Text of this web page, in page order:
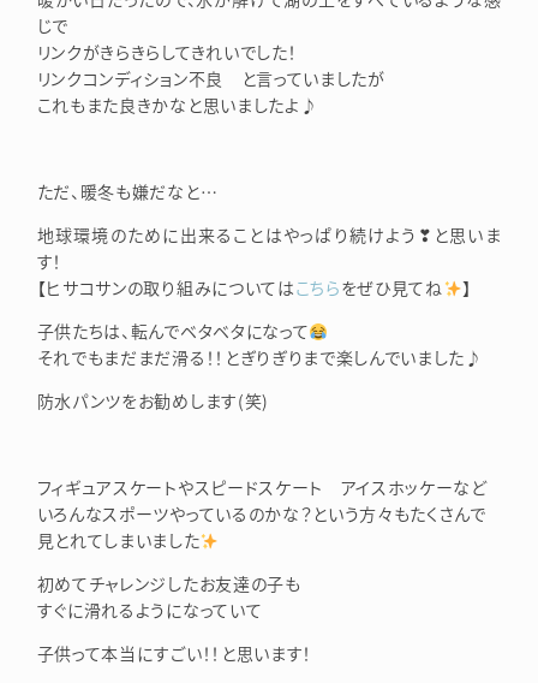
じで
リンクがきらきらしてきれいでした！
リンクコンディション不良 と言っていましたが
これもまた良きかなと思いましたよ♪
ただ、暖冬も嫌だなと…
地球環境のために出来ることはやっぱり続けよう❣と思いま
す！
【ヒサコサンの取り組みについてはこちらをぜひ見てね
】
子供たちは、転んでベタベタになって
それでもまだまだ滑る！！とぎりぎりまで楽しんでいました♪
防水パンツをお勧めします(笑)
フィギュアスケートやスピードスケート アイスホッケーなど
いろんなスポーツやっているのかな？という方々もたくさんで
見とれてしまいました
初めてチャレンジしたお友達の子も
すぐに滑れるようになっていて
子供って本当にすごい！！と思います！